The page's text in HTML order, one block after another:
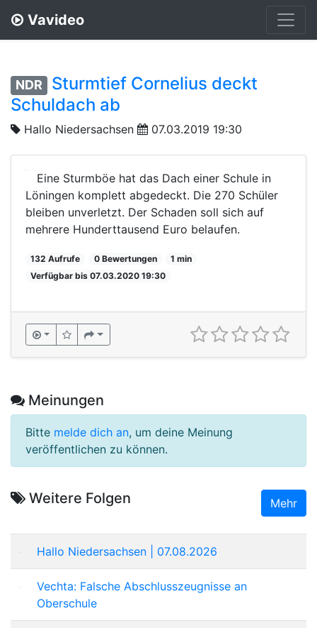
Vavideo
NDR
Sturmtief Cornelius deckt
Schuldach ab
Hallo Niedersachsen 07.03.2019 19:30
Eine Sturmböe hat das Dach einer Schule in
Löningen komplett abgedeckt. Die 270 Schüler
bleiben unverletzt. Der Schaden soll sich auf
mehrere Hunderttausend Euro belaufen.
132 Aufrufe 0 Bewertungen
1 min
Verfügbar bis 07.03.2020 19:30
Meinungen
Bitte melde dich an, um deine Meinung
veröffentlichen zu können.
Weitere Folgen Mehr
Hallo Niedersachsen | 07.08.2026
Vechta: Falsche Abschlusszeugnisse an
Oberschule